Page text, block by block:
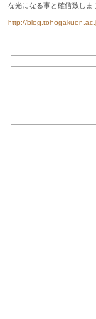
な光になる事と確信致しま
http://